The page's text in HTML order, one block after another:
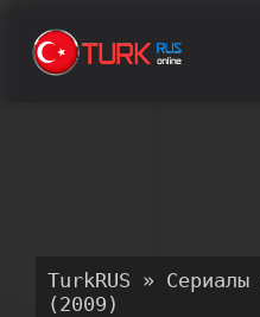
TurkRUS » Сериалы
(2009)